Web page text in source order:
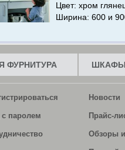
Цвет: хром
Ширина: 600 и
ФУРНИТУРА
с паролем
Новости
Прайс-
Обзоры